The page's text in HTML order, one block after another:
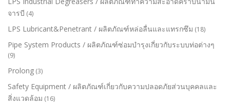
จารบี (4)
LPS Lubricant&Penetrant / ผลิตภัณฑ์หล่อลื่นและแทรกซึม (18)
Pipe System Products / ผลิตภัณฑ์ซ่อมบำรุงเกี่ยวกับระบบท่อต่างๆ
(9)
Prolong (3)
Safety Equipment / ผลิตภัณฑ์เกี่ยวกับความปลอดภัยส่วนบุคคลและ
สิ่งแวดล้อม (16)